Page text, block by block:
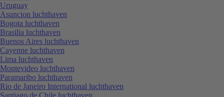
Uruguay
Asuncion luchthaven
Bogota luchthaven
Brasilia luchthaven
Buenos Aires luchthaven
Cayenne luchthaven
Lima luchthaven
Montevideo luchthaven
Paramaribo luchthaven
Rio de Janeiro International luchthaven
Santiago de Chile luchthaven